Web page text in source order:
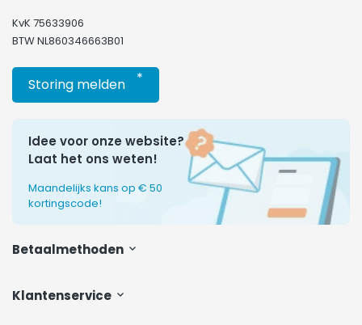
Klantenservice
KvK 75633906
BTW NL860346663B01
Storing melden *
Idee voor onze website?
Laat het ons weten!
Maandelijks kans op € 50
kortingscode!
Betaalmethoden